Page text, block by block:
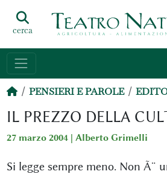
cerca
PENSIERI E PAROLE
IL PREZZO DELLA
27 marzo 2004 | Alberto Grimelli
Si legge sempre meno. Non Ã¨